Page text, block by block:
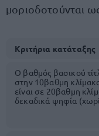
μοριοδοτούνται
Κριτήρια κατάταξης
Ο βαθμός βασικού
στην 10βαθμη
είναι σε 20βαθμη
δεκαδικά ψηφία